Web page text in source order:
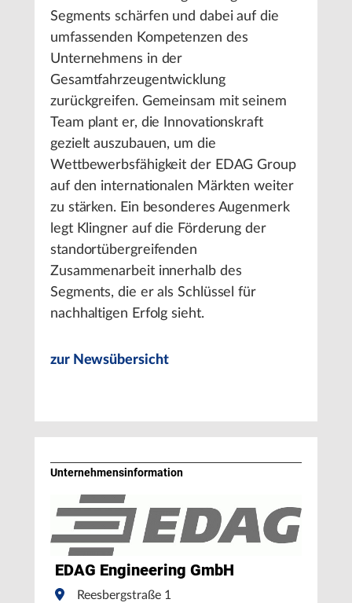
Segments schärfen und dabei auf die
umfassenden Kompetenzen des
Unternehmens in der
Gesamtfahrzeugentwicklung
zurückgreifen. Gemeinsam mit seinem
Team plant er, die Innovationskraft
gezielt auszubauen, um die
Wettbewerbsfähigkeit der EDAG Group
auf den internationalen Märkten weiter
zu stärken. Ein besonderes Augenmerk
legt Klingner auf die Förderung der
standortübergreifenden
Zusammenarbeit innerhalb des
Segments, die er als Schlüssel für
nachhaltigen Erfolg sieht.
zur Newsübersicht
Unternehmens­information
EDAG Engineering GmbH
Reesbergstraße 1